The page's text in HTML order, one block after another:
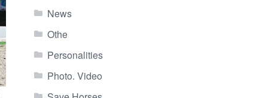
News
Othe
Personalities
Photo. Video